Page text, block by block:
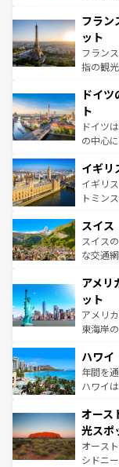
なお、
しい。
文化が
れる闘
る。首
アート
せる。
ンテン
フラン
ット
フラン
指の観
で、幅
聖堂、
から魅
れ、フ
香り高
らに、
も豊か
を参照
ドイ
ト
ドイツ
の中心
顔を持
ルリン
してラ
は、お酒
ドイツ
イギリ
イギリ
トミン
リアご
ティー
戦など
ンツ一覧
スイス
スイス
な交通
の建物
博物館
ことが
者向け
着のス
アメリ
ット
アメリ
東海岸
のよう
ンメン
西部に
部のニ
文化が
しみな
るだろ
ハワイ
年間を
ハワイ
ワイ島
島だが
おすす
文化や
オース
光スポ
オース
シドニ